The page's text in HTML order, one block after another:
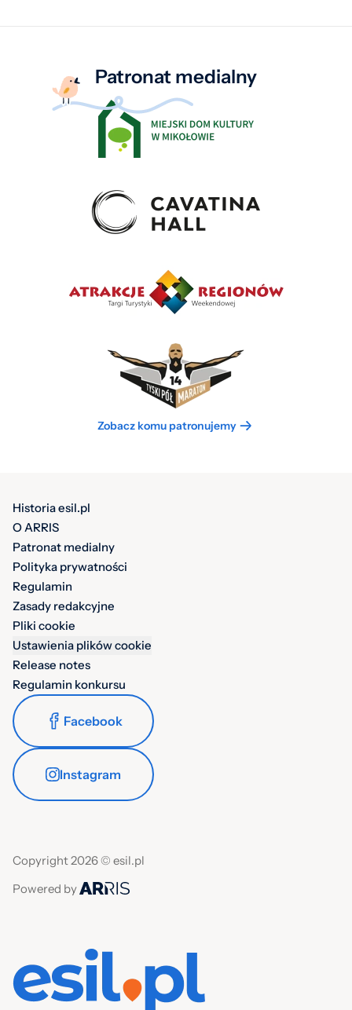
Patronat medialny
Zobacz komu patronujemy
Historia esil.pl
O ARRIS
Patronat medialny
Polityka prywatności
Regulamin
Zasady redakcyjne
Pliki cookie
Ustawienia plików cookie
Release notes
Regulamin konkursu
Facebook
Instagram
Copyright 2026 © esil.pl
Powered by